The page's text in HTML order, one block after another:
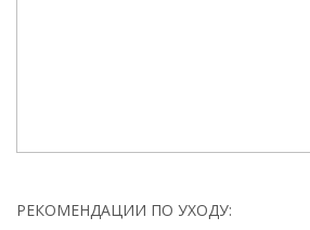
РЕКОМЕНДАЦИИ ПО УХОДУ: